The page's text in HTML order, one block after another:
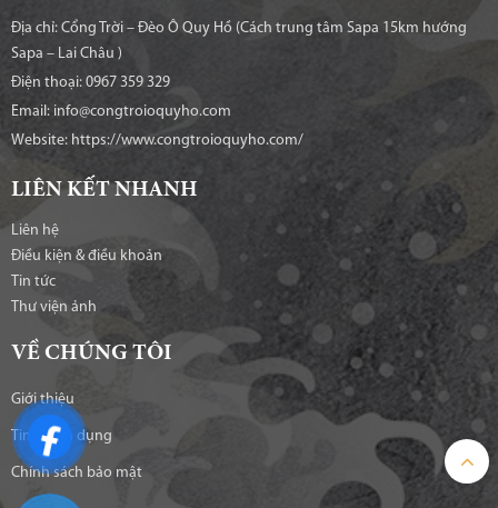
Địa chỉ: Cổng Trời – Đèo Ô Quy Hồ (Cách trung tâm Sapa 15km hướng
Sapa – Lai Châu )
Điện thoại: 0967 359 329
Email: info@congtroioquyho.com
Website: https://www.congtroioquyho.com/
LIÊN KẾT NHANH
Liên hệ
Điều kiện & điều khoản
Tin tức
Thư viện ảnh
VỀ CHÚNG TÔI
Giới thiệu
Tin tuyển dụng
Chính sách bảo mật